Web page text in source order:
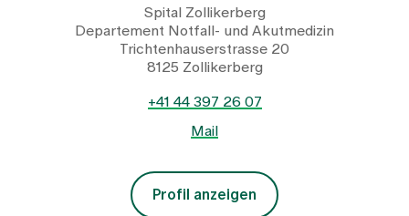
Spital Zollikerberg
Departement Notfall- und Akutmedizin
Trichtenhauserstrasse 20
8125 Zollikerberg
+41 44 397 26 07
Mail
Profil anzeigen